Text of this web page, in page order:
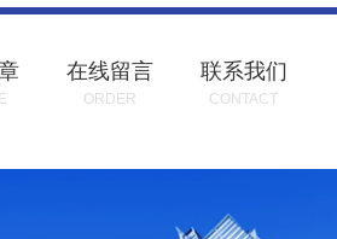
在线留言
ORDER
联系我们
CONTACT